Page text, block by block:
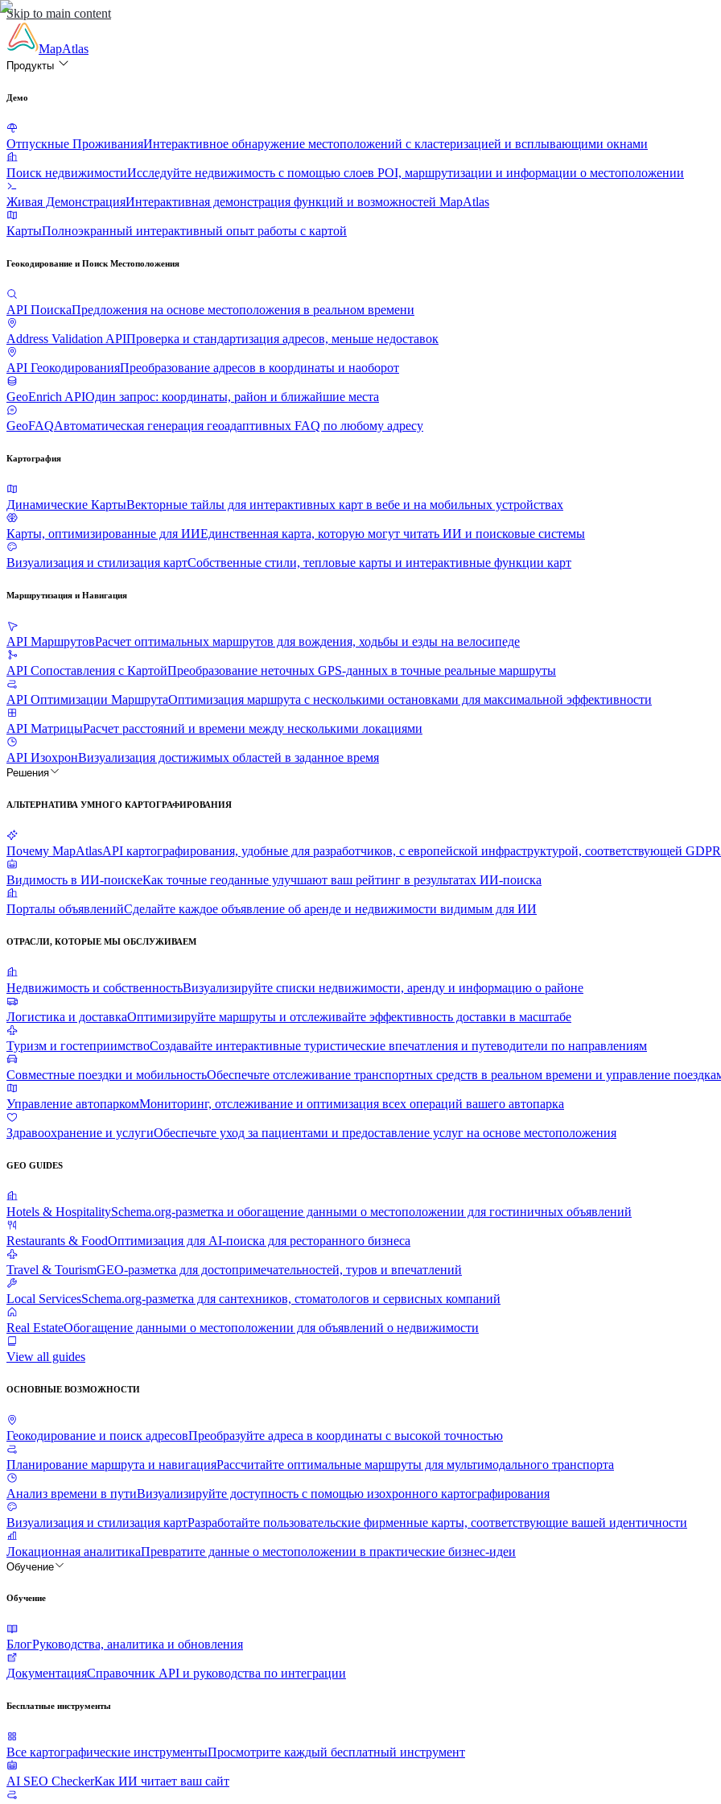
Skip to main content
MapAtlas
Продукты
Демо
Отпускные ПроживанияИнтерактивное обнаружение местоположений с кластеризацией и всплывающими окнами
Поиск недвижимостиИсследуйте недвижимость с помощью слоев POI, маршрутизации и информации о местоположении
Живая ДемонстрацияИнтерактивная демонстрация функций и возможностей MapAtlas
КартыПолноэкранный интерактивный опыт работы с картой
Геокодирование и Поиск Местоположения
API ПоискаПредложения на основе местоположения в реальном времени
Address Validation APIПроверка и стандартизация адресов, меньше недоставок
API ГеокодированияПреобразование адресов в координаты и наоборот
GeoEnrich APIОдин запрос: координаты, район и ближайшие места
GeoFAQАвтоматическая генерация геоадаптивных FAQ по любому адресу
Картография
Динамические КартыВекторные тайлы для интерактивных карт в вебе и на мобильных устройствах
Карты, оптимизированные для ИИЕдинственная карта, которую могут читать ИИ и поисковые системы
Визуализация и стилизация картСобственные стили, тепловые карты и интерактивные функции карт
Маршрутизация и Навигация
API МаршрутовРасчет оптимальных маршрутов для вождения, ходьбы и езды на велосипеде
API Сопоставления с КартойПреобразование неточных GPS-данных в точные реальные маршруты
API Оптимизации МаршрутаОптимизация маршрута с несколькими остановками для максимальной эффективности
API МатрицыРасчет расстояний и времени между несколькими локациями
API ИзохронВизуализация достижимых областей в заданное время
Решения
АЛЬТЕРНАТИВА УМНОГО КАРТОГРАФИРОВАНИЯ
Почему MapAtlasAPI картографирования, удобные для разработчиков, с европейской инфраструктурой, соответствующей GDPR
Видимость в ИИ-поискеКак точные геоданные улучшают ваш рейтинг в результатах ИИ-поиска
Порталы объявленийСделайте каждое объявление об аренде и недвижимости видимым для ИИ
ОТРАСЛИ, КОТОРЫЕ МЫ ОБСЛУЖИВАЕМ
Недвижимость и собственностьВизуализируйте списки недвижимости, аренду и информацию о районе
Логистика и доставкаОптимизируйте маршруты и отслеживайте эффективность доставки в масштабе
Туризм и гостеприимствоСоздавайте интерактивные туристические впечатления и путеводители по направлениям
Совместные поездки и мобильностьОбеспечьте отслеживание транспортных средств в реальном времени и управление
Управление автопаркомМониторинг, отслеживание и оптимизация всех операций вашего автопарка
Здравоохранение и услугиОбеспечьте уход за пациентами и предоставление услуг на основе местоположения
GEO GUIDES
Hotels & HospitalitySchema.org-разметка и обогащение данными о местоположении для гостиничных объявлений
Restaurants & FoodОптимизация для AI-поиска для ресторанного бизнеса
Travel & TourismGEO-разметка для достопримечательностей, туров и впечатлений
Local ServicesSchema.org-разметка для сантехников, стоматологов и сервисных компаний
Real EstateОбогащение данными о местоположении для объявлений о недвижимости
View all guides
ОСНОВНЫЕ ВОЗМОЖНОСТИ
Геокодирование и поиск адресовПреобразуйте адреса в координаты с высокой точностью
Планирование маршрута и навигацияРассчитайте оптимальные маршруты для мультимодального транспорта
Анализ времени в путиВизуализируйте доступность с помощью изохронного картографирования
Визуализация и стилизация картРазработайте пользовательские фирменные карты, соответствующие вашей идентичности
Локационная аналитикаПревратите данные о местоположении в практические бизнес-идеи
Обучение
Обучение
БлогРуководства, аналитика и обновления
ДокументацияСправочник API и руководства по интеграции
Бесплатные инструменты
Все картографические инструментыПросмотрите каждый бесплатный инструмент
AI SEO CheckerКак ИИ читает ваш сайт